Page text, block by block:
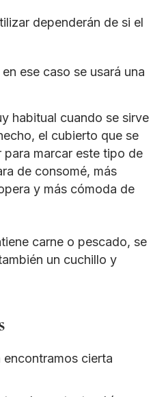
dependerán de si el
en ese caso se usará una
habitual cuando se sirve
el cubierto que se
para marcar este tipo de
de consomé, más
y más cómoda de
carne o pescado, se
un cuchillo y
encontramos cierta